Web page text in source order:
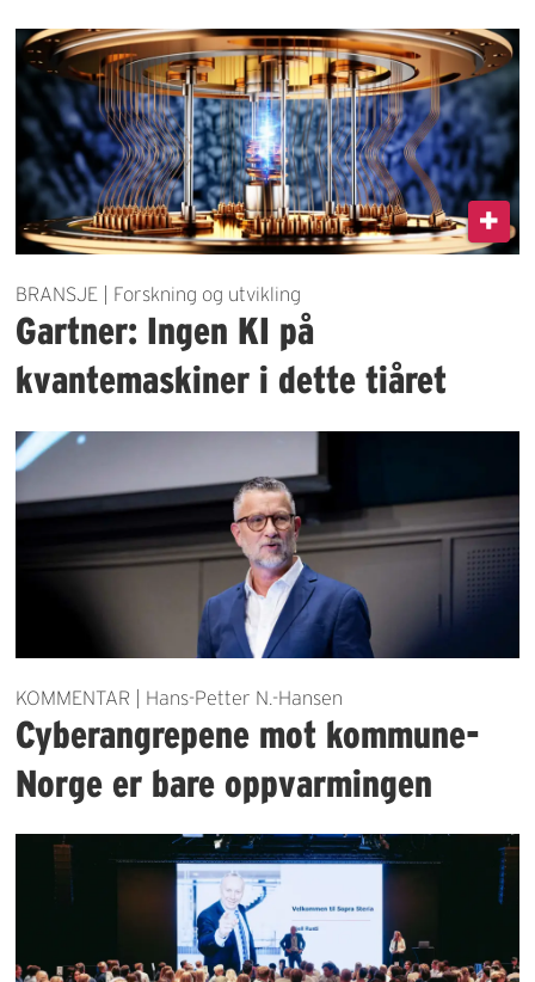
BRANSJE | Forskning og utvikling
Gartner: Ingen KI på
kvantemaskiner i dette tiåret
KOMMENTAR | Hans-Petter N.-Hansen
Cyberangrepene mot kommune-
Norge er bare oppvarmingen